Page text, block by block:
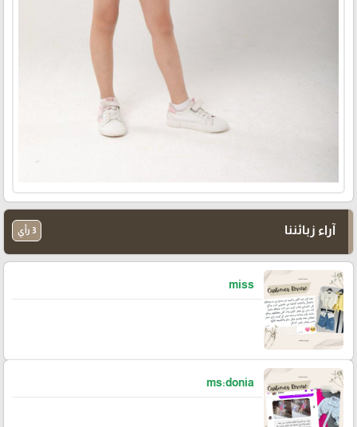
آراء زبائننا 3 رأي
miss
ms:donia